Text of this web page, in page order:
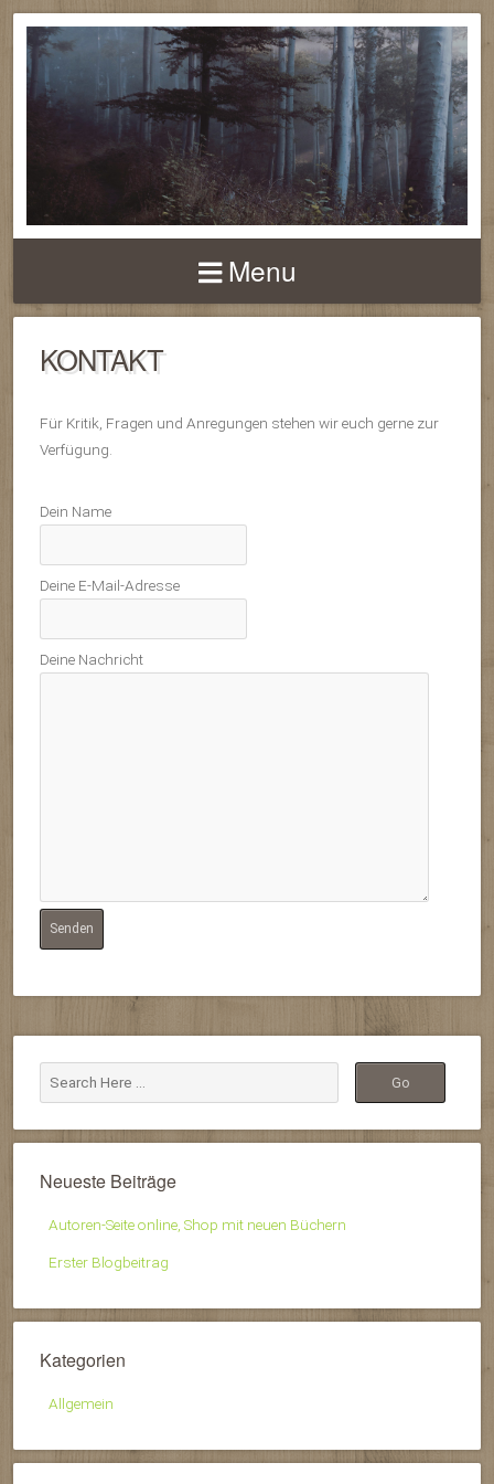
MERLINS
BOOKSHOP
Menu
KONTAKT
Für Kritik, Fragen und Anregungen stehen wir euch gerne zur
Verfügung.
Dein Name
Deine E-Mail-Adresse
Deine Nachricht
Neueste Beiträge
Autoren-Seite online, Shop mit neuen Büchern
Erster Blogbeitrag
Kategorien
Allgemein